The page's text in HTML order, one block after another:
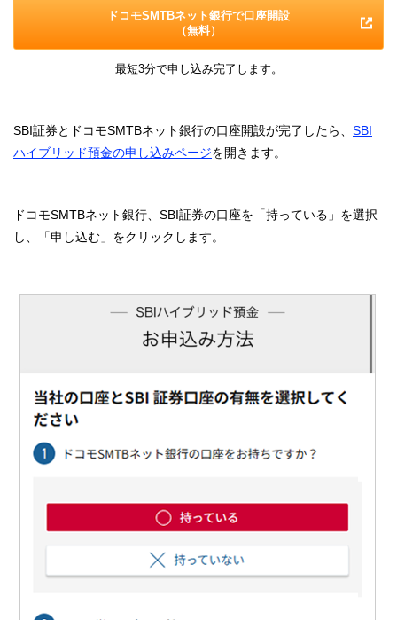
ドコモSMTBネット銀行で口座開設
（無料）
最短3分で申し込み完了します。
SBI証券とドコモSMTBネット銀行の口座開設が完了したら、 SBI
ハイブリッド預金の申し込みページを開きます。
ドコモSMTBネット銀行、SBI証券の口座を「持っている」を選択
し、「申し込む」をクリックします。